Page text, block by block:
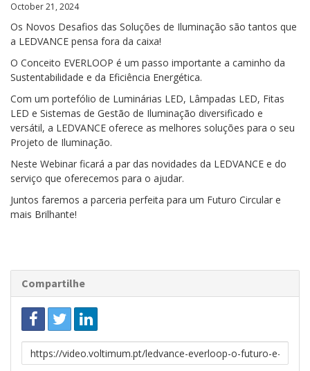
October 21, 2024
Os Novos Desafios das Soluções de Iluminação são tantos que
a LEDVANCE pensa fora da caixa!
O Conceito EVERLOOP é um passo importante a caminho da
Sustentabilidade e da Eficiência Energética.
Com um portefólio de Luminárias LED, Lâmpadas LED, Fitas
LED e Sistemas de Gestão de Iluminação diversificado e
versátil, a LEDVANCE oferece as melhores soluções para o seu
Projeto de Iluminação.
Neste Webinar ficará a par das novidades da LEDVANCE e do
serviço que oferecemos para o ajudar.
Juntos faremos a parceria perfeita para um Futuro Circular e
mais Brilhante!
Compartilhe
Link
para